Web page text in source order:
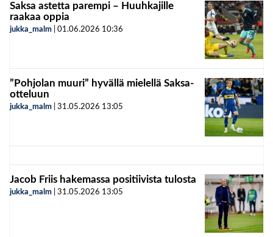
Saksa astetta parempi – Huuhkajille
raakaa oppia
jukka_malm 01.06.2026 10:36
”Pohjolan muuri” hyvällä mielellä Saksa-
otteluun
jukka_malm 31.05.2026 13:05
Jacob Friis hakemassa positiivista tulosta
jukka_malm 31.05.2026 13:05